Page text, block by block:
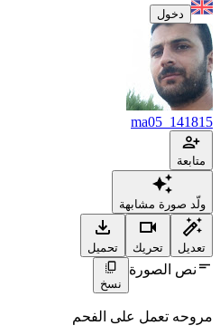
دخول
ma05_141815
متابعة
ولّد صورة مشابهة
تعديل تحريك تحميل
نص الصورة
نسخ
مروحه تعمل على الفحم